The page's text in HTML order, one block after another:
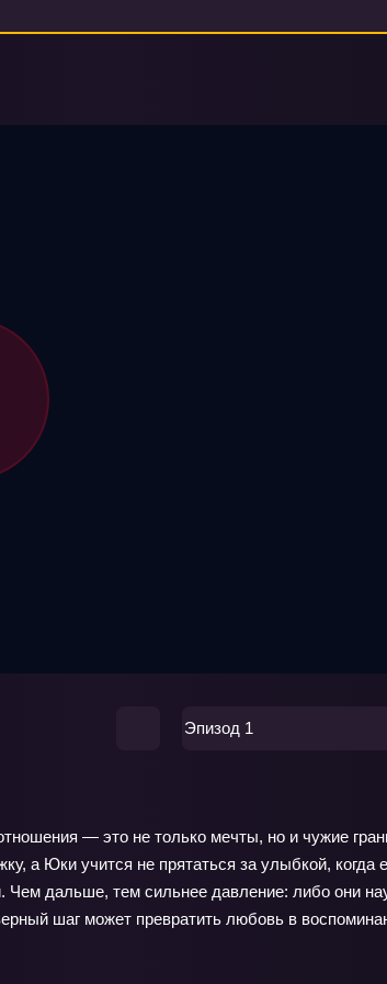
Эпизод 1
— это не только мечты, но и чужие
а Юки учится не прятаться за улыбкой,
дальше, тем сильнее давление: либо они
шаг может превратить любовь в